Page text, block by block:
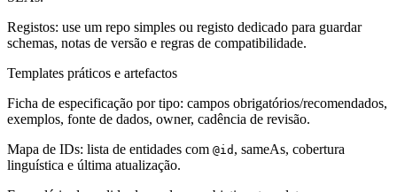
Registos: use um repo simples ou registo dedicado para guardar
schemas, notas de versão e regras de compatibilidade.
Templates práticos e artefactos
Ficha de especificação por tipo: campos obrigatórios/recomendados,
exemplos, fonte de dados, owner, cadência de revisão.
Mapa de IDs: lista de entidades com @id , sameAs, cobertura
linguística e última atualização.